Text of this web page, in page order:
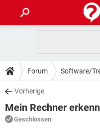
ANDROID
WINDOWS 10
WHATSAPP
FACEBOOK
TIPPS & TRICKS
SPIELE
WINDOWS 10
DOWNLOADS
SPIELE
ANDROID
FORUM
Forum Software/
Vorherige
Mein Rechner
Geschlossen